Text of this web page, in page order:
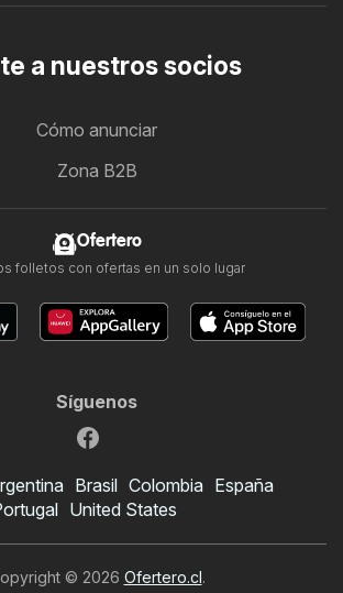
a nuestros socios
Cómo anunciar
Zona B2B
Ofertero
folletos con ofertas en un solo lugar
Síguenos
Brasil Colombia España
United States
© 2026 Ofertero.cl.